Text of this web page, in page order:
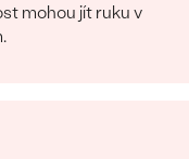
mohou jít ruku v